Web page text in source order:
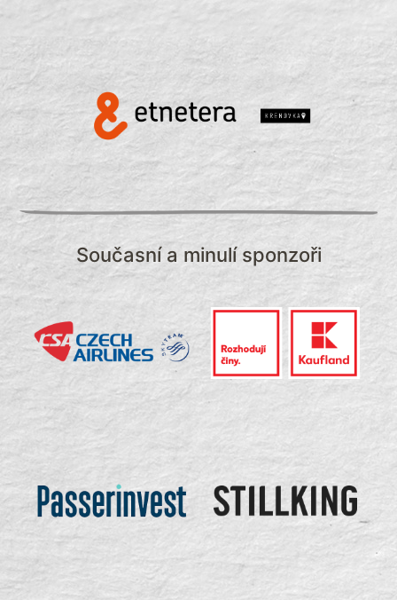
Současní a minulí sponzoři